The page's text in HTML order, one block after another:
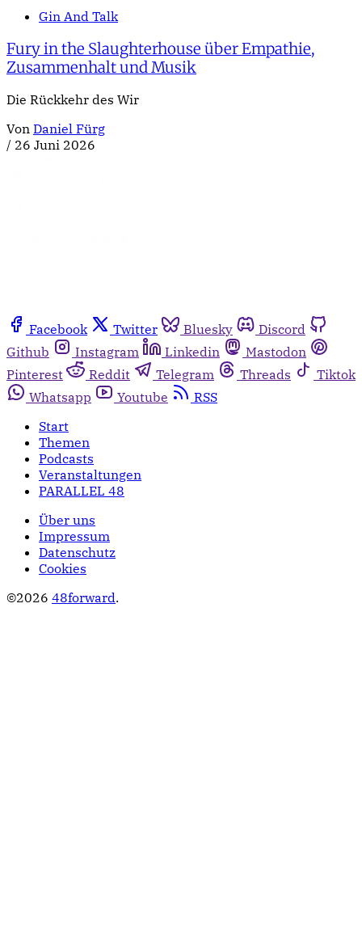
Gin And Talk
Fury in the Slaughterhouse über Empathie,
Zusammenhalt und Musik
Die Rückkehr des Wir
Von Daniel Fürg
/ 26 Juni 2026
Facebook Twitter Bluesky
Discord
Github
Instagram Linkedin
Mastodon
Pinterest
Reddit Telegram Threads
Tiktok
Whatsapp
Youtube
RSS
Start
Themen
Podcasts
Veranstaltungen
PARALLEL 48
Über uns
Impressum
Datenschutz
Cookies
©2026 48forward.